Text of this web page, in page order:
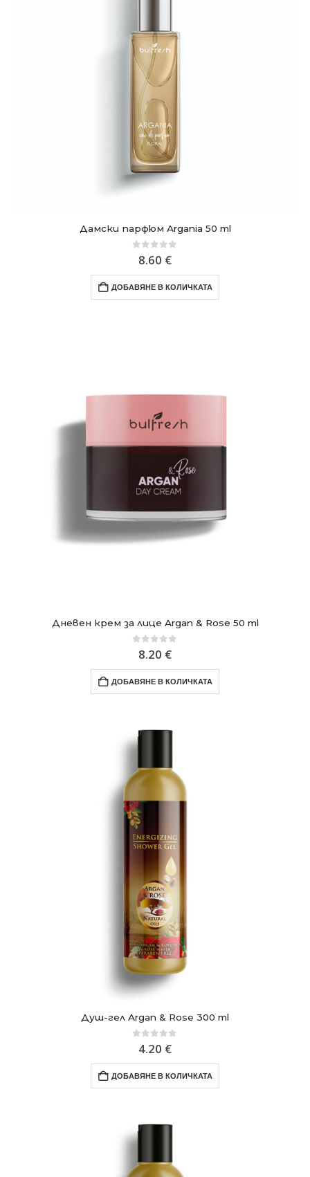
Дамски парфюм Argania 50 ml
out of 5
8.60 €
ДОБАВЯНЕ В КОЛИЧКАТА
Дневен крем за лицe Argan & Rose 50 ml
out of 5
8.20 €
ДОБАВЯНЕ В КОЛИЧКАТА
Душ-гел Argan & Rose 300 ml
out of 5
4.20 €
ДОБАВЯНЕ В КОЛИЧКАТА